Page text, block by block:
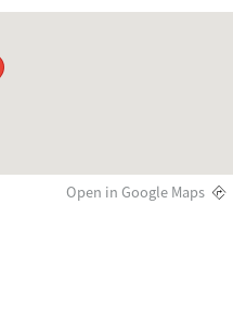
Open in Google Maps